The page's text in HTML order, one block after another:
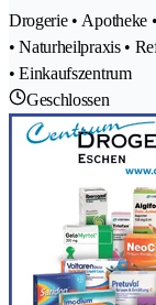
Drogerie • Apotheke
• Naturheilpraxis •
• Einkaufszentrum
Geschlossen